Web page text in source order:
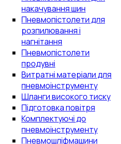
накачування шин
Пневмопістолети для
розпилювання і
нагнітання
Пневмопістолети
продувні
Витратні матеріали для
пневмоінструменту
Шланги високого тиску
Підготовка повітря
Комплектуючі до
пневмоінструменту
Пневмошліфмашини